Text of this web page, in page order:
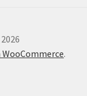
.